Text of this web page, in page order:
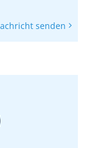
senden